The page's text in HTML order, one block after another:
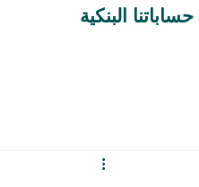
حساباتنا البنكية